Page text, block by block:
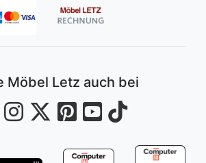
Möbel Letz auch bei